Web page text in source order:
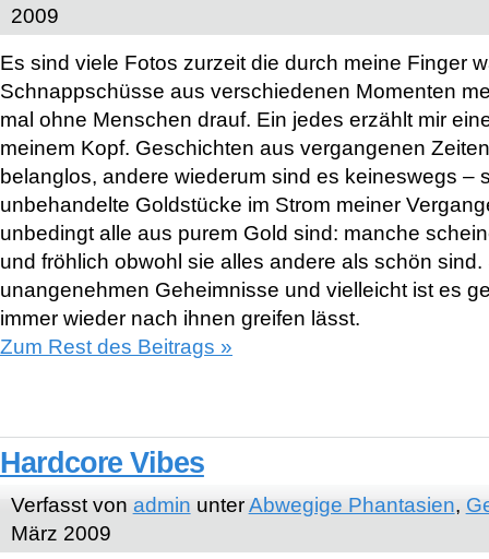
2009
Es sind viele Fotos zurzeit die durch meine Finger
Schnappschüsse aus verschiedenen Momenten
mal ohne Menschen drauf. Ein jedes erzählt mir
meinem Kopf. Geschichten aus vergangenen
belanglos, andere wiederum sind es keineswegs –
unbehandelte Goldstücke im Strom meiner
unbedingt alle aus purem Gold sind: manche
und fröhlich obwohl sie alles andere als schön
unangenehmen Geheimnisse und vielleicht ist es
immer wieder nach ihnen greifen lässt.
Zum Rest des Beitrags »
Hardcore Vibes
Verfasst von admin unterAbwegige Phantasien,
März 2009